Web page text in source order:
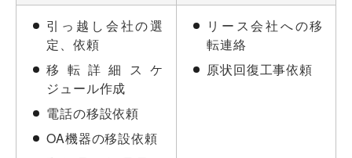
引っ越し会社の選
定、依頼
移転詳細スケ
ジュール作成
電話の移設依頼
OA機器の移設依頼
リース会社への移
転連絡
原状回復工事依頼